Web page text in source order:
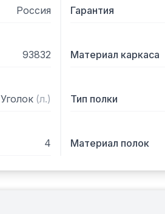
Россия Гарантия
93832 Материал каркаса
Уголок (л.) Тип полки
4 Материал полок